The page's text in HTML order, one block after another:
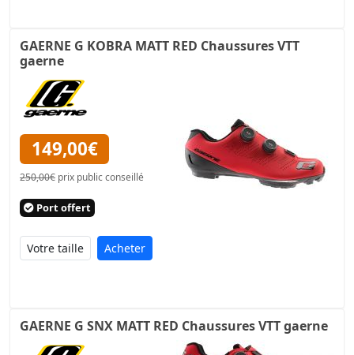
GAERNE G KOBRA MATT RED Chaussures VTT
gaerne
149,00€
250,00€ prix public conseillé
Port offert
Acheter
GAERNE G SNX MATT RED Chaussures VTT gaerne